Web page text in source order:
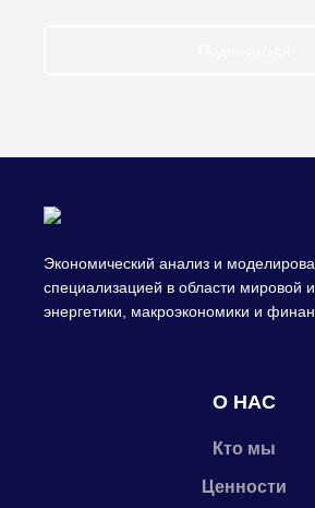
Экономический анализ и
специализацией в области мировой
энергетики, макроэкономики и
О НАС
Кто мы
Ценности